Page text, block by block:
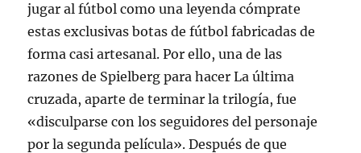
jugar al fútbol como una leyenda cómprate
estas exclusivas botas de fútbol fabricadas de
forma casi artesanal. Por ello, una de las
razones de Spielberg para hacer La última
cruzada, aparte de terminar la trilogía, fue
«disculparse con los seguidores del personaje
por la segunda película». Después de que